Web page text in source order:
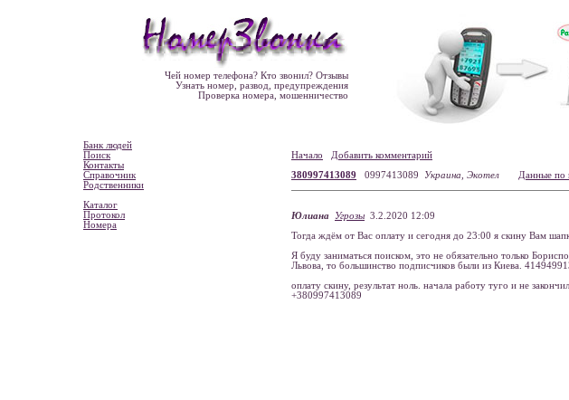
Чей номер телефона? Кто звонил? Отзывы
Узнать номер, развод, предупреждения
Проверка номера, мошенничество
Банк людей
Поиск
Контакты
Справочник
Родственники
Каталог
Протокол
Номера
Начало
Добавить комментарий
380997413089 0997413089 Украина, Экотел Данные по
Юлиана Угрозы 3.2.2020 12:09
Тогда ждём от Вас оплату и сегодня до 23:00 я скину Вам
Я буду заниматься поиском, это не обязательно только
Львова, то большинство подписчиков были из Киева.
оплату скину, результат ноль. начала работу туго и не
+380997413089